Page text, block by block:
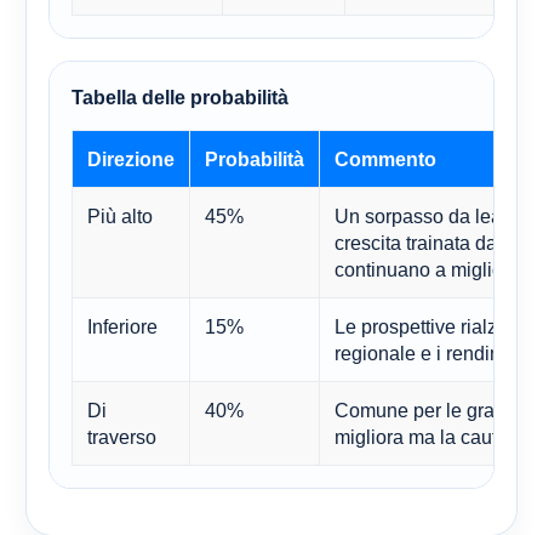
Tabella delle probabilità
Direzione Probabilità Commento
Più alto 45%
Un sorpasso da leader
crescita trainata
continuano a
Inferiore 15%
Le prospettive rialziste
regionale e i
Di
traverso
40%
Comune per le grandi
migliora ma la cautela